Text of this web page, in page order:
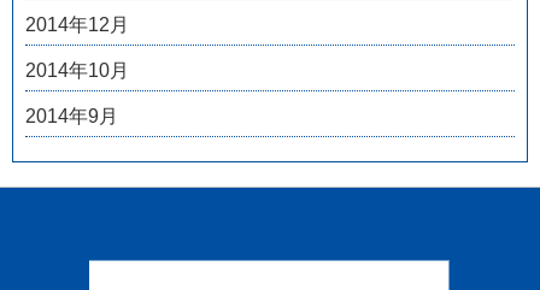
2014年12月
2014年10月
2014年9月